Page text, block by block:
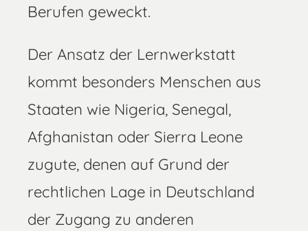
Berufen geweckt.
Der Ansatz der Lernwerkstatt
kommt besonders Menschen aus
Staaten wie Nigeria, Senegal,
Afghanistan oder Sierra Leone
zugute, denen auf Grund der
rechtlichen Lage in Deutschland
der Zugang zu anderen